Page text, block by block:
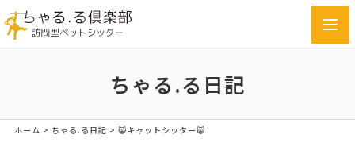
ちゃる.る日記
ホーム > ちゃる.る日記 > 😸キャットシッター😸